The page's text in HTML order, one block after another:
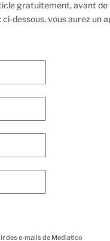
gratuitement, avant de
ci-dessous, vous aurez un
des e-mails de Mediatico